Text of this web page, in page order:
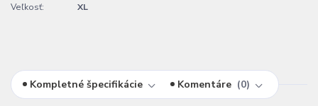
Veľkosť:
XL
Kompletné špecifikácie Komentáre 0